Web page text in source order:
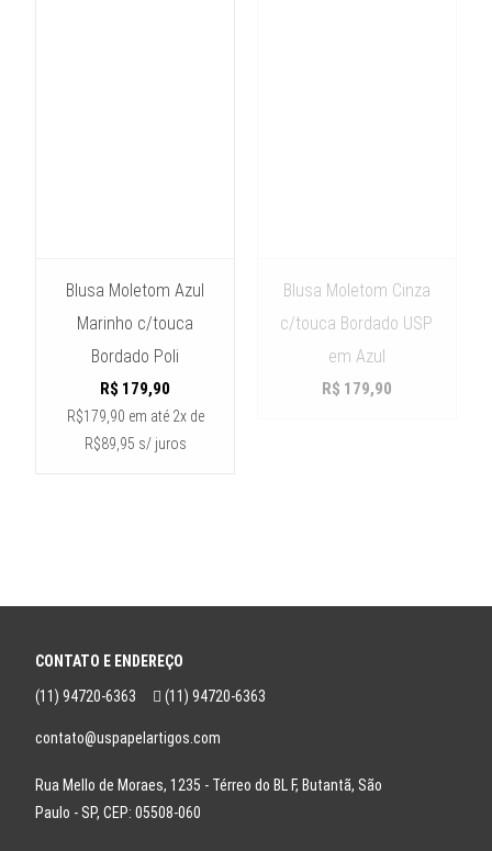
Blusa Moletom Azul
Marinho c/touca
Bordado Poli
R$ 179,90
R$179,90 em até2x de
R$89,95 s/ juros
Blusa Moletom Cinza
c/touca Bordado USP
em Azul
R$ 179,90
CONTATO E ENDEREÇO
(11) 94720-6363
(11) 94720-6363
contato@uspapelartigos.com
Rua Mello de Moraes, 1235 - Térreo do BL F, Butantã, São
Paulo - SP, CEP: 05508-060